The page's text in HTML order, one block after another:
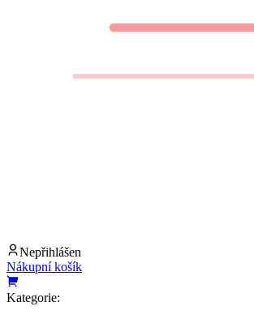
Nepřihlášen
Nákupní košík
Kategorie: